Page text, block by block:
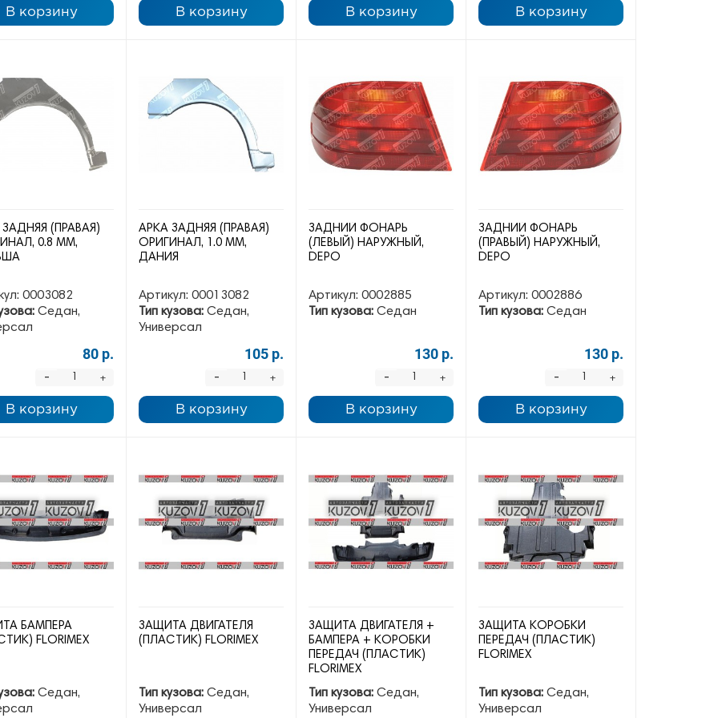
В корзину В корзину В корзину В корзину
(ПРАВАЯ)
0.8 ММ,
0003082
Седан,
80 р.
+
-
В корзину
АРКА ЗАДНЯЯ (ПРАВАЯ)
ОРИГИНАЛ, 1.0 ММ,
ДАНИЯ
Артикул: 00013082
Тип кузова: Седан,
Универсал
105 р.
+
-
В корзину
ЗАДНИЙ ФОНАРЬ
(ЛЕВЫЙ) НАРУЖНЫЙ,
DEPO
Артикул: 0002885
Тип кузова: Седан
130 р.
+
-
В корзину
ЗАДНИЙ ФОНАРЬ
(ПРАВЫЙ) НАРУЖНЫЙ,
DEPO
Артикул: 0002886
Тип кузова: Седан
130 р.
+
-
В корзину
БАМПЕРА
FLORIMEX
Седан,
ЗАЩИТА ДВИГАТЕЛЯ
(ПЛАСТИК) FLORIMEX
Тип кузова: Седан,
Универсал
ЗАЩИТА ДВИГАТЕЛЯ +
БАМПЕРА + КОРОБКИ
ПЕРЕДАЧ (ПЛАСТИК)
FLORIMEX
Тип кузова: Седан,
Универсал
ЗАЩИТА КОРОБКИ
ПЕРЕДАЧ (ПЛАСТИК)
FLORIMEX
Тип кузова: Седан,
Универсал